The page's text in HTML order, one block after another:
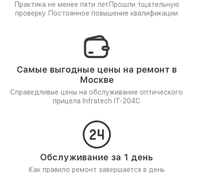
Практика не менее пяти лет Прошли тщательную
проверку Постоянное повышение квалификации
Самые выгодные цены на ремонт в
Москве
Справедливые цены на обслуживание оптического
прицела Infratech IT-204C
Обслуживание за 1 день
Как правило ремонт завершается в день